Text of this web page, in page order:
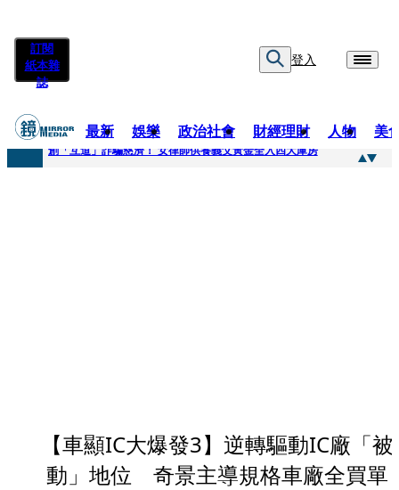
訂閱
紙本雜
誌
登入
最新 娛樂 政治社會 財經理財 人物 美
快訊
創「互道」詐騙慈濟！ 女律師供養義父黃金全入四大庫房
【車顯IC大爆發3】逆轉驅動IC廠「被
動」地位 奇景主導規格車廠全買單